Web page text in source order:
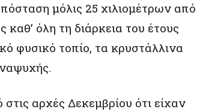
μόλις 25 χιλιομέτρων από
όλη τη διάρκεια του έτους
φυσικό τοπίο, τα κρυστάλλινα
αρχές Δεκεμβρίου ότι είχαν